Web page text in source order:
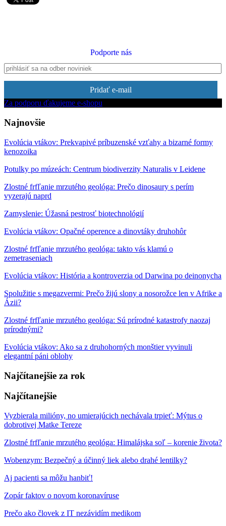
Podporte nás
Pridať e-mail
Za podporu ďakujeme e-shopu
Najnovšie
Evolúcia vtákov: Prekvapivé príbuzenské vzťahy a bizarné formy
kenozoika
Potulky po múzeách: Centrum biodiverzity Naturalis v Leidene
Zlostné frfľanie mrzutého geológa: Prečo dinosaury s perím
vyzerajú naprd
Zamyslenie: Úžasná pestrosť biotechnológií
Evolúcia vtákov: Opačné operence a dinovtáky druhohôr
Zlostné frfľanie mrzutého geológa: takto vás klamú o
zemetraseniach
Evolúcia vtákov: História a kontroverzia od Darwina po deinonycha
Spolužitie s megazvermi: Prečo žijú slony a nosorožce len v Afrike a
Ázii?
Zlostné frfľanie mrzutého geológa: Sú prírodné katastrofy naozaj
prírodnými?
Evolúcia vtákov: Ako sa z druhohorných monštier vyvinuli
elegantní páni oblohy
Najčítanejšie za rok
Najčítanejšie
Vyzbierala milióny, no umierajúcich nechávala trpieť: Mýtus o
dobrotivej Matke Tereze
Zlostné frfľanie mrzutého geológa: Himalájska soľ – korenie života?
Wobenzym: Bezpečný a účinný liek alebo drahé lentilky?
Aj pacienti sa môžu hanbiť!
Zopár faktov o novom koronavíruse
Prečo ako človek z IT nezávidím medikom